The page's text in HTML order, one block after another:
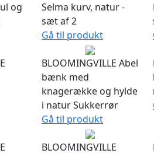
og
Selma kurv, natur -
sæt af 2
Gå til produkt
BLOOMINGVILLE Abel
bænk med
knagerække og hylde
i natur Sukkerrør
Gå til produkt
BLOOMINGVILLE